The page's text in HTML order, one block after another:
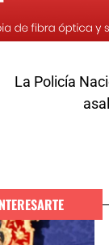
La Policía